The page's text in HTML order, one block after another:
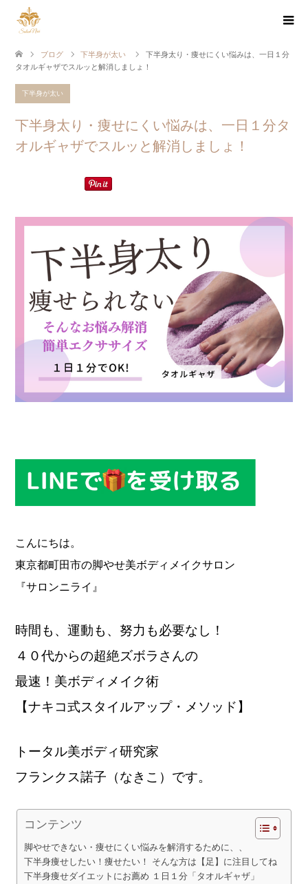
ブログ 下半身が太い
下半身太り・痩せにくい悩みは、一日１分
タオルギャザでスルッと解消しましょ！
下半身が太い
下半身太り・痩せにくい悩みは、一日１分タ
オルギャザでスルッと解消しましょ！
こんにちは。
東京都町田市の脚やせ美ボディメイクサロン
『サロンニライ』
時間も、運動も、努力も必要なし！
４０代からの超絶ズボラさんの
最速！美ボディメイク術
【ナキコ式スタイルアップ・メソッド】
トータル美ボディ研究家
フランクス諾子（なきこ）です。
コンテンツ
脚やせできない・痩せにくい悩みを解消するために、、
下半身痩せしたい！痩せたい！ そんな方は【足】に注目してね
下半身痩せダイエットにお薦め １日１分「タオルギャザ」